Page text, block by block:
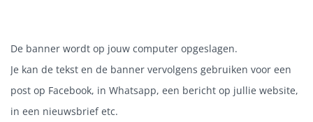
De banner wordt op jouw computer opgeslagen.
Je kan de tekst en de banner vervolgens gebruiken voor een
post op Facebook, in Whatsapp, een bericht op jullie website,
in een nieuwsbrief etc.